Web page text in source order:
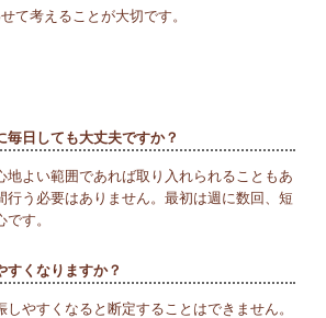
て考えることが大切です。
毎日しても大丈夫ですか？
地よい範囲であれば取り入れられることもあ
行う必要はありません。最初は週に数回、短
す。
すくなりますか？
やすくなると断定することはできません。